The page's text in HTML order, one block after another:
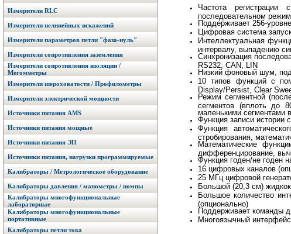
Измерители RLC
Измерители нелинейных искажений
Измерители параметров петли "фаза-нуль"
Измерители сопротивления заземления
Измерители сопротивления изоляции /
Мегомметры
Измерители шероховатости / Профилометры
Измерители электрической мощности
Источники питания AMS
Источники питания мощные
Источники питания ЭП
Источники питания, нагрузки программируемые
Калибраторы / Метрологическое оборудование
Калибраторы давления / манометры / помпы
Калибраторы многофункциональные
лабораторные
Калибраторы многофункциональные
портативные
Калибраторы петли тока
Частота
последовательном
Поддерживает 256-
Цифровая система
Интеллектуальная
интервалу, выпадению
Синхронизация
RS232, CAN, LIN
Низкий фоновый шум,
10 типов функций с
Display/Persist, Clear
Режим сегментной
сегментов (вплоть до
маленькими сегментами
Функция записи истории
Функция
стробирования,
Математические
дифференцирование,
Функция годен/не годен
16 цифровых каналов
25 МГц цифровой
Большой (20,3 см)
Большое количество
(опционально)
Поддерживает команды
Многоязычный